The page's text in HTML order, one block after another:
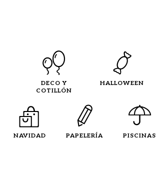
DECO Y
COTILLÓN
HALLOWEEN
NAVIDAD PAPELERÍA PISCINAS